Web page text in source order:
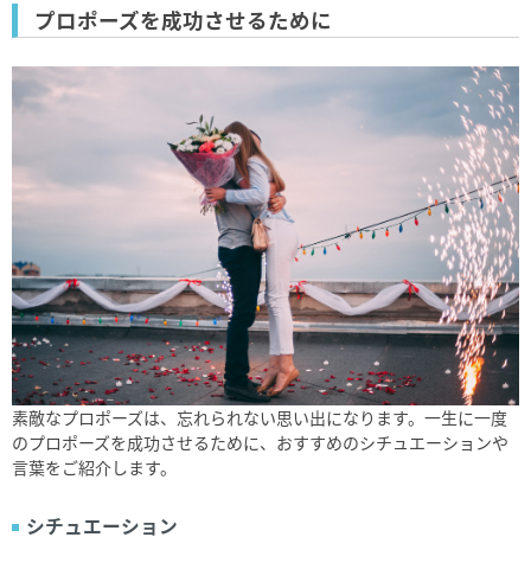
プロポーズを成功させるために
素敵なプロポーズは、忘れられない思い出になります。一生に一度
のプロポーズを成功させるために、おすすめのシチュエーションや
言葉をご紹介します。
シチュエーション